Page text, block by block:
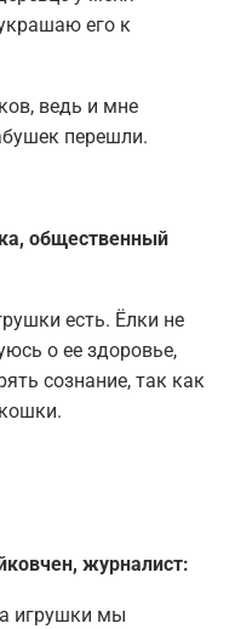
его к
ведь и мне
перешли.
общественный
есть. Ёлки не
о ее здоровье,
сознание, так как
журналист:
игрушки мы